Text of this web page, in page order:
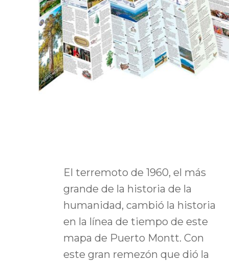
El terremoto de 1960, el más
grande de la historia de la
humanidad, cambió la historia
en la línea de tiempo de este
mapa de Puerto Montt. Con
este gran remezón que dió la